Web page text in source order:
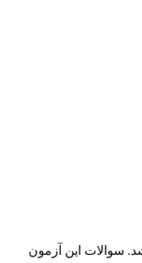
سوالات این آزمون